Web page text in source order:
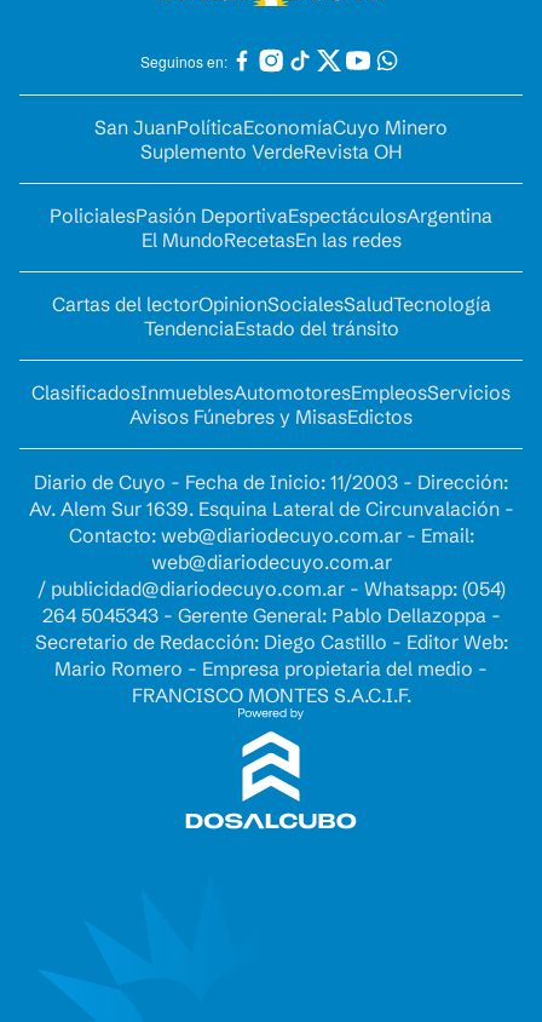
Seguinos en:
San JuanPolíticaEconomíaCuyo Minero
Suplemento VerdeRevista OH
PolicialesPasión DeportivaEspectáculosArgentina
El MundoRecetasEn las redes
Cartas del lectorOpinionSocialesSaludTecnología
TendenciaEstado del tránsito
ClasificadosInmueblesAutomotoresEmpleosServicios
Avisos Fúnebres y MisasEdictos
Diario de Cuyo - Fecha de Inicio: 11/2003 - Dirección:
Av. Alem Sur 1639. Esquina Lateral de Circunvalación -
Contacto: web@diariodecuyo.com.ar- Email:
web@diariodecuyo.com.ar
/ publicidad@diariodecuyo.com.ar- Whatsapp: (054)
264 5045343 - Gerente General: Pablo Dellazoppa -
Secretario de Redacción: Diego Castillo - Editor Web:
Mario Romero - Empresa propietaria del medio -
FRANCISCO MONTES S.A.C.I.F.